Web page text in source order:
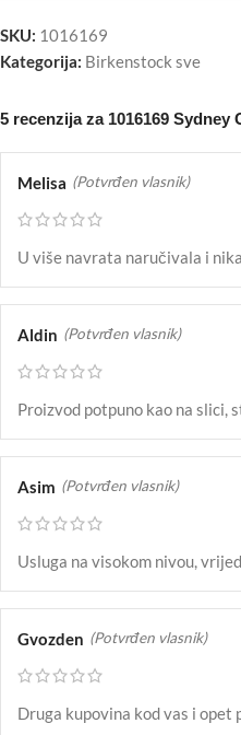
SKU: 1016169
Kategorija: Birkenstock sve
5 recenzija za 1016169 Sydney
Melisa (Potvrđen vlasnik)
U više navrata naručivala i
Aldin (Potvrđen vlasnik)
Proizvod potpuno kao na slici,
Asim (Potvrđen vlasnik)
Usluga na visokom nivou,
Gvozden (Potvrđen vlasnik)
Druga kupovina kod vas i opet